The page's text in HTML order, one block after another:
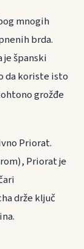
mnogih
brda.
je španski
da koriste isto
grožđe
Priorat.
Priorat je
drže ključ